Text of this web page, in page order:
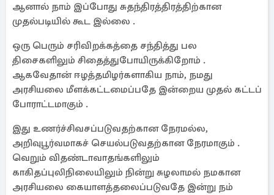
ஆனால் நாம் இப்போது சுதந்திரத்திரத்திற்கான
முதல்படியில் கூட இல்லை .
ஒரு பெரும் சரிவிறக்கத்தை சந்தித்து பல
திசைகளிலும் சிதைத்துபோயிருக்கிறோம் .
ஆகவேதான் ஈழத்தமிழர்களாகிய நாம், நமது
அரசியலை மீளக்கட்டமைப்பதே இன்றைய முதல் கட்டப்
போராட்டமாகும் .
இது உணர்ச்சிவசப்படுவதற்கான நேரமல்ல,
அறிவுபூர்வமாகச் செயல்படுவதற்கான நேரமாகும் .
வெறும் விதண்டாவாதங்களிலும்
காகிதப்புலிநிலையிலும் நின்று சுழலாமல் நமகான
அரசியலை கையாளத்தலைப்படுவதே இன்று நம்